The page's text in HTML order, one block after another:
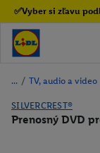
✅Vyber si zľavu
/ TV, audio a video
SILVERCREST®
Prenosný DVD